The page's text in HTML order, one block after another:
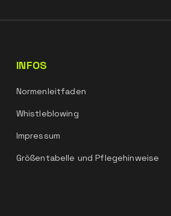
INFOS
Normenleitfaden
Whistleblowing
Impressum
Größentabelle und Pflegehinweise